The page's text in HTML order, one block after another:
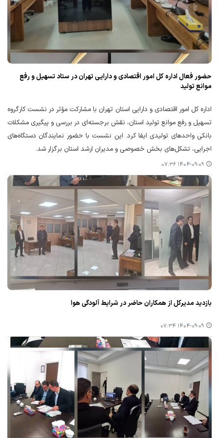
حضور فعال اداره کل امور اقتصادی و دارایی تهران در ستاد تسهیل و رفع
موانع تولید
اداره کل امور اقتصادی و دارایی استان تهران با مشارکت مؤثر در نشست کارگروه
تسهیل و رفع موانع تولید استان، نقش برجسته‌ای در بررسی و پیگیری مشکلات
بانکی واحدهای تولیدی ایفا کرد. این نشست با حضور نمایندگان دستگاه‌های
اجرایی، تشکل‌های بخش خصوصی و مدیران ارشد استان برگزار شد.
۱۴۰۴-۰۹-۰۹ ۰۷:۳۶
بازدید مدیرکل از همکاران حاضر در شرایط آلودگی هوا
۱۴۰۴-۰۹-۰۹ ۰۷:۳۴